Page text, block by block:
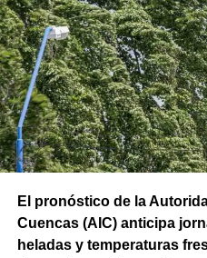
Ante emergencias, los
Defensa Civil al 103 o al
reclamos continúa
9742, de lunes a viernes de
aproximadamente). Un
había registrado semanas
largo de casi dos semanas;
acumulado comparable se
una sola jornada.
Un operativo
Desde las primeras horas,el
dispositivo de asistencia
El pronóstico de la
Cuencas (AIC) anticipa
heladas y temperaturas